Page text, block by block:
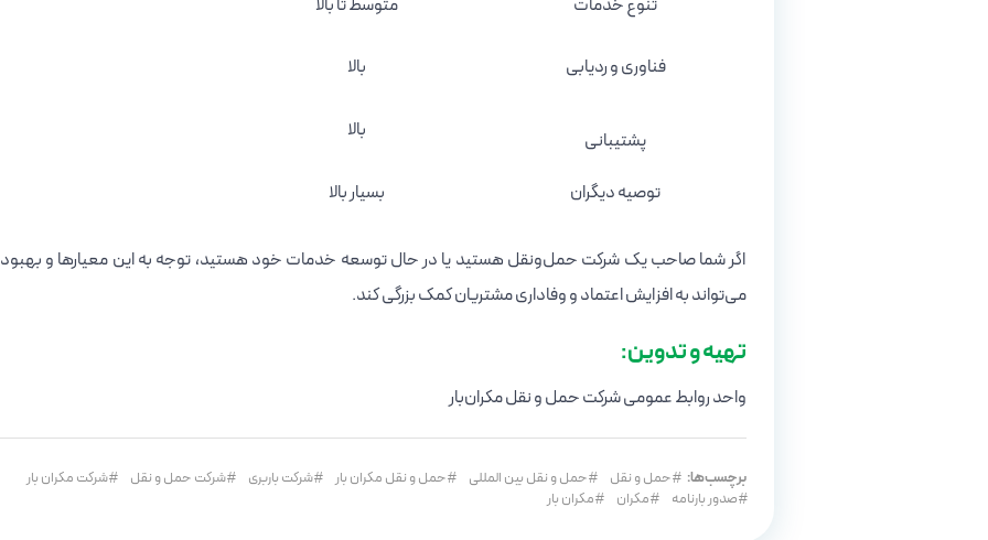
تنوع خدمات متوسط تا بالا
فناوری و ردیابی بالا
پشتیبانی بالا
توصیه دیگران بسیار بالا
اگر شما صاحب یک شرکت حمل‌ونقل هستید یا در حال توسعه خدمات خود هستید، توجه به این معیارها و
می‌تواند به افزایش اعتماد و وفاداری مشتریان کمک بزرگی کند.
تهیه و تدوین:
واحد روابط عمومی شرکت حمل و نقل مکران‌بار
برچسب‌ها: حمل و نقل حمل و نقل بین المللی حمل و نقل مکران بار شرکت باربری شرکت حمل و نقل
شرکت مکران بار
صدور بارنامه
مکران مکران بار